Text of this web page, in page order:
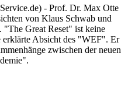
- Prof. Dr. Max Otte
von Klaus Schwab und
Great Reset" ist keine
erklärte Absicht des "WEF". Er
zwischen der neuen